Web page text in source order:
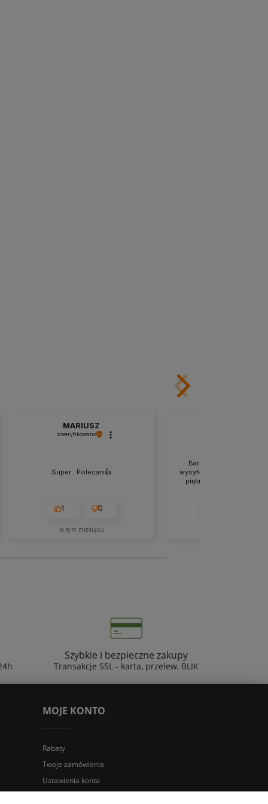
MARIUSZ
zweryfikowano
Super . Polecam👍️
1 0
w tym miesiącu
Bardzo szybki czas
wysyłki, świetny kontakt z
piękne plakaty,
Szybkie i bezpieczne zakupy
Transakcje SSL - karta, przelew, BLIK
MOJE KONTO
Rabaty
Twoje zamówienia
Ustawienia konta